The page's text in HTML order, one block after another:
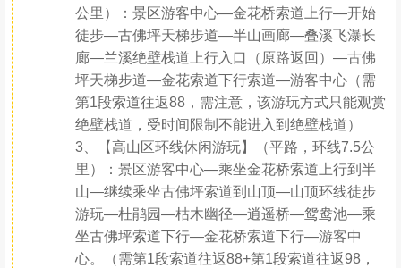
公里）：景区游客中心—金花桥索道上行—开始
徒步—古佛坪天梯步道—半山画廊—叠溪飞瀑长
廊—兰溪绝壁栈道上行入口（原路返回）—古佛
坪天梯步道—金花索道下行索道—游客中心（需
第1段索道往返88，需注意，该游玩方式只能观赏
绝壁栈道，受时间限制不能进入到绝壁栈道）
3、【高山区环线休闲游玩】（平路，环线7.5公
里）：景区游客中心—乘坐金花桥索道上行到半
山—继续乘坐古佛坪索道到山顶—山顶环线徒步
游玩—杜鹃园—枯木幽径—逍遥桥—鸳鸯池—乘
坐古佛坪索道下行—金花桥索道下行—游客中
心。（需第1段索道往返88+第1段索道往返98，